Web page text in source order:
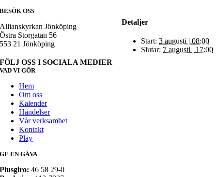
Detaljer
Start: 3 augusti | 08:00
Slutar: 7 augusti | 17:00
BESÖK OSS
Allianskyrkan Jönköping
Östra Storgatan 56
553 21 Jönköping
FÖLJ OSS I SOCIALA MEDIER
VAD VI GÖR
Hem
Om oss
Kalender
Händelser
Vår verksamhet
Kontakt
Play
GE EN GÅVA
Plusgiro: 46 58 29-0